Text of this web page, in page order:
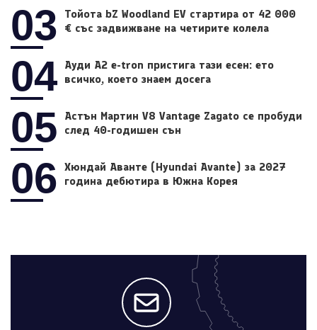
03
Тойота bZ Woodland EV стартира от 42 000
€ със задвижване на четирите колела
04 Ауди A2 e-tron пристига тази есен: ето
всичко, което знаем досега
05
Астън Мартин V8 Vantage Zagato се пробуди
след 40-годишен сън
06
Хюндай Аванте (Hyundai Avante) за 2027
година дебютира в Южна Корея